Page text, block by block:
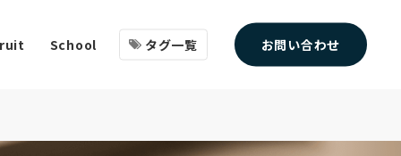
タグ一覧 お問い合わせ
School